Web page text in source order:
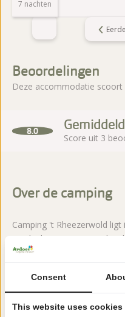
7 nachten
Beoordelingen
Deze accommodatie scoort
8.0
Score uit 3
Over de camping
Camping 't Rheezerwold
Hardenberg in Overijssel,
Vechtdal. Een
plaatsen en veel
Consent
This website uses cookies